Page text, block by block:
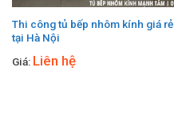
Thi công tủ bếp nhôm kính giá rẻ
tại Hà Nội
Giá: Liên hệ